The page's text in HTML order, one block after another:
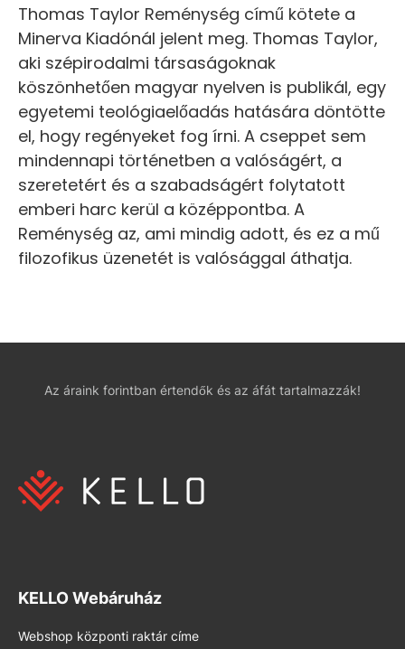
Thomas Taylor Reménység című kötete a
Minerva Kiadónál jelent meg. Thomas Taylor,
aki szépirodalmi társaságoknak
köszönhetően magyar nyelven is publikál, egy
egyetemi teológiaelőadás hatására döntötte
el, hogy regényeket fog írni. A cseppet sem
mindennapi történetben a valóságért, a
szeretetért és a szabadságért folytatott
emberi harc kerül a középpontba. A
Reménység az, ami mindig adott, és ez a mű
filozofikus üzenetét is valósággal áthatja.
Az áraink forintban értendők és az áfát tartalmazzák!
KELLO Webáruház
Webshop központi raktár címe